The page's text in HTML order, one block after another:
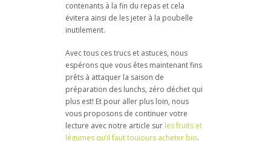
contenants à la fin du repas et cela
évitera ainsi de les jeter à la poubelle
inutilement.
Avec tous ces trucs et astuces, nous
espérons que vous êtes maintenant fins
prêts à attaquer la saison de
préparation des lunchs, zéro déchet qui
plus est! Et pour aller plus loin, nous
vous proposons de continuer votre
lecture avec notre article sur les fruits et
légumes qu’il faut toujours acheter bio.